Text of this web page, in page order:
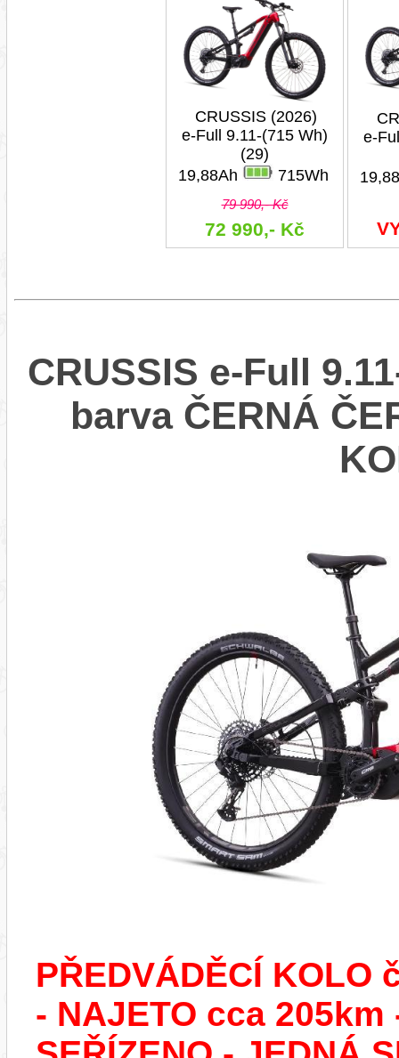
CRUSSIS (2026)
e-Full 9.11-(715 Wh)
(29)
19,88Ah
715Wh
79 990,- Kč
72 990,- Kč
e-
CRUSSIS e-Full
barva ČERNÁ
PŘEDVÁDĚCÍ KOLO
- NAJETO cca 205km